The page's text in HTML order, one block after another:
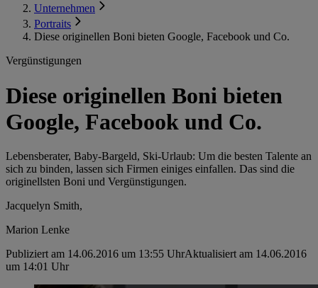
Unternehmen
Portraits
Diese originellen Boni bieten Google, Facebook und Co.
Vergünstigungen
Diese originellen Boni bieten
Google, Facebook und Co.
Lebensberater, Baby-Bargeld, Ski-Urlaub: Um die besten Talente an
sich zu binden, lassen sich Firmen einiges einfallen. Das sind die
originellsten Boni und Vergünstigungen.
Jacquelyn Smith,
Marion Lenke
Publiziert am 14.06.2016 um 13:55 UhrAktualisiert am 14.06.2016
um 14:01 Uhr